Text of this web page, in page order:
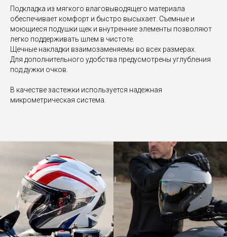
Подкладка из мягкого влаговыводящего материала
обеспечивает комфорт и быстро высыхает. Съемные и
моющиеся подушки щек и внутренние элементы позволяют
легко поддерживать шлем в чистоте.
Щечные накладки взаимозаменяемы во всех размерах.
Для дополнительного удобства предусмотрены углубления
под дужки очков.
В качестве застежки используется надежная
микрометрическая система.